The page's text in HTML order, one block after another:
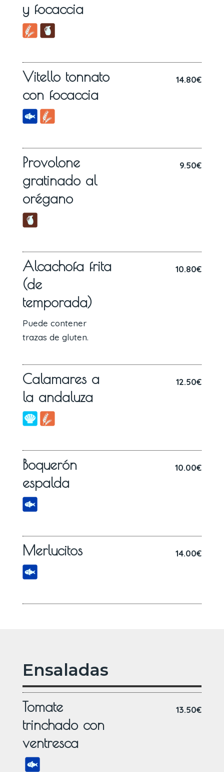
y focaccia
Vitello tonnato
con focaccia
14.80€
Provolone
gratinado al
orégano
9.50€
Alcachofa frita
(de
temporada)
Puede contener
trazas de gluten.
10.80€
Calamares a
la andaluza
12.50€
Boquerón
espalda
10.00€
Merlucitos 14.00€
Ensaladas
Tomate
trinchado con
ventresca
13.50€